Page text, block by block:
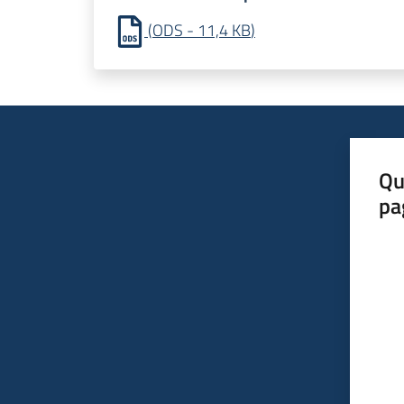
(ODS - 11,4 KB)